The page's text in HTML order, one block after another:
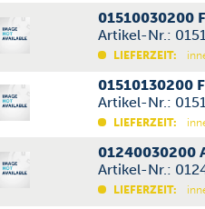
01510030200
Artikel-Nr.:
LIEFERZEIT:
01510130200
Artikel-Nr.:
LIEFERZEIT:
01240030200
Artikel-Nr.:
LIEFERZEIT: